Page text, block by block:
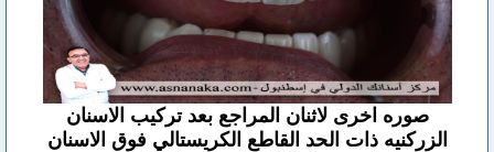
صوره اخرى لاثنان المراجع بعد تركيب الاسنان
الزركنيه ذات الحد القاطع الكريستالي فوق الاسنان